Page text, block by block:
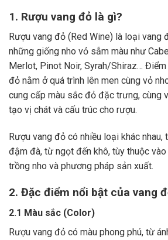
1. Rượu vang đỏ là gì?
Rượu vang đỏ (Red Wine) là loại
những giống nho vỏ sẫm màu như
Merlot, Pinot Noir, Syrah/Shiraz…
đỏ nằm ở quá trình lên men cùng vỏ
cung cấp màu sắc đỏ đặc trưng, cùng
tạo vị chát và cấu trúc cho rượu.
Rượu vang đỏ có nhiều loại khác nhau,
đậm đà, từ ngọt đến khô, tùy thuộc
trồng nho và phương pháp sản xuất.
2. Đặc điểm nổi bật của vang
2.1 Màu sắc (Color)
Rượu vang đỏ có màu phong phú, từ